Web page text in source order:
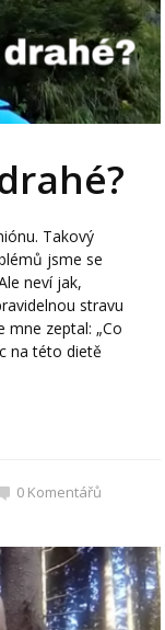
Takový
jsme se
neví jak,
stravu
mne zeptal: „Co
na této dietě
0 Komentářů